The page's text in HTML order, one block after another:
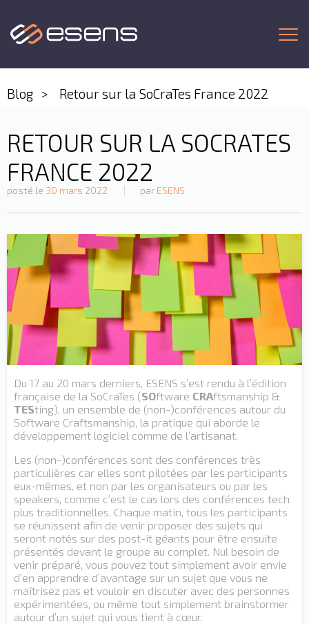
Blog Retour sur la SoCraTes France 2022
RETOUR SUR LA SOCRATES
FRANCE 2022
posté le 30 mars 2022 par ESENS
Du 17 au 20 mars derniers, ESENS s’est rendu à l’édition
française de la SoCraTes (SOftware CRAftsmanship &
TESting), un ensemble de (non-)conférences autour du
Software Craftsmanship, la pratique qui aborde le
développement logiciel comme de l’artisanat.
Les (non-)conférences sont des conférences très
particulières car elles sont pilotées par les participants
eux-mêmes, et non par les organisateurs ou par les
speakers, comme c’est le cas lors des conférences tech
plus traditionnelles. Chaque matin, tous les participants
se réunissent afin de venir proposer des sujets qui
seront notés sur des post-it géants pour être ensuite
présentés devant le groupe au complet. Nul besoin de
venir préparé, vous pouvez tout simplement avoir envie
d’en apprendre d’avantage sur un sujet que vous ne
maîtrisez pas et vouloir en discuter avec des personnes
expérimentées, ou même tout simplement brainstormer
autour d’un sujet qui vous tient à cœur.